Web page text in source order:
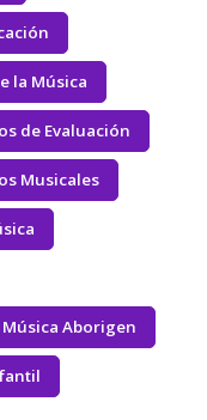
la Música
de Evaluación
Musicales
Música Aborigen